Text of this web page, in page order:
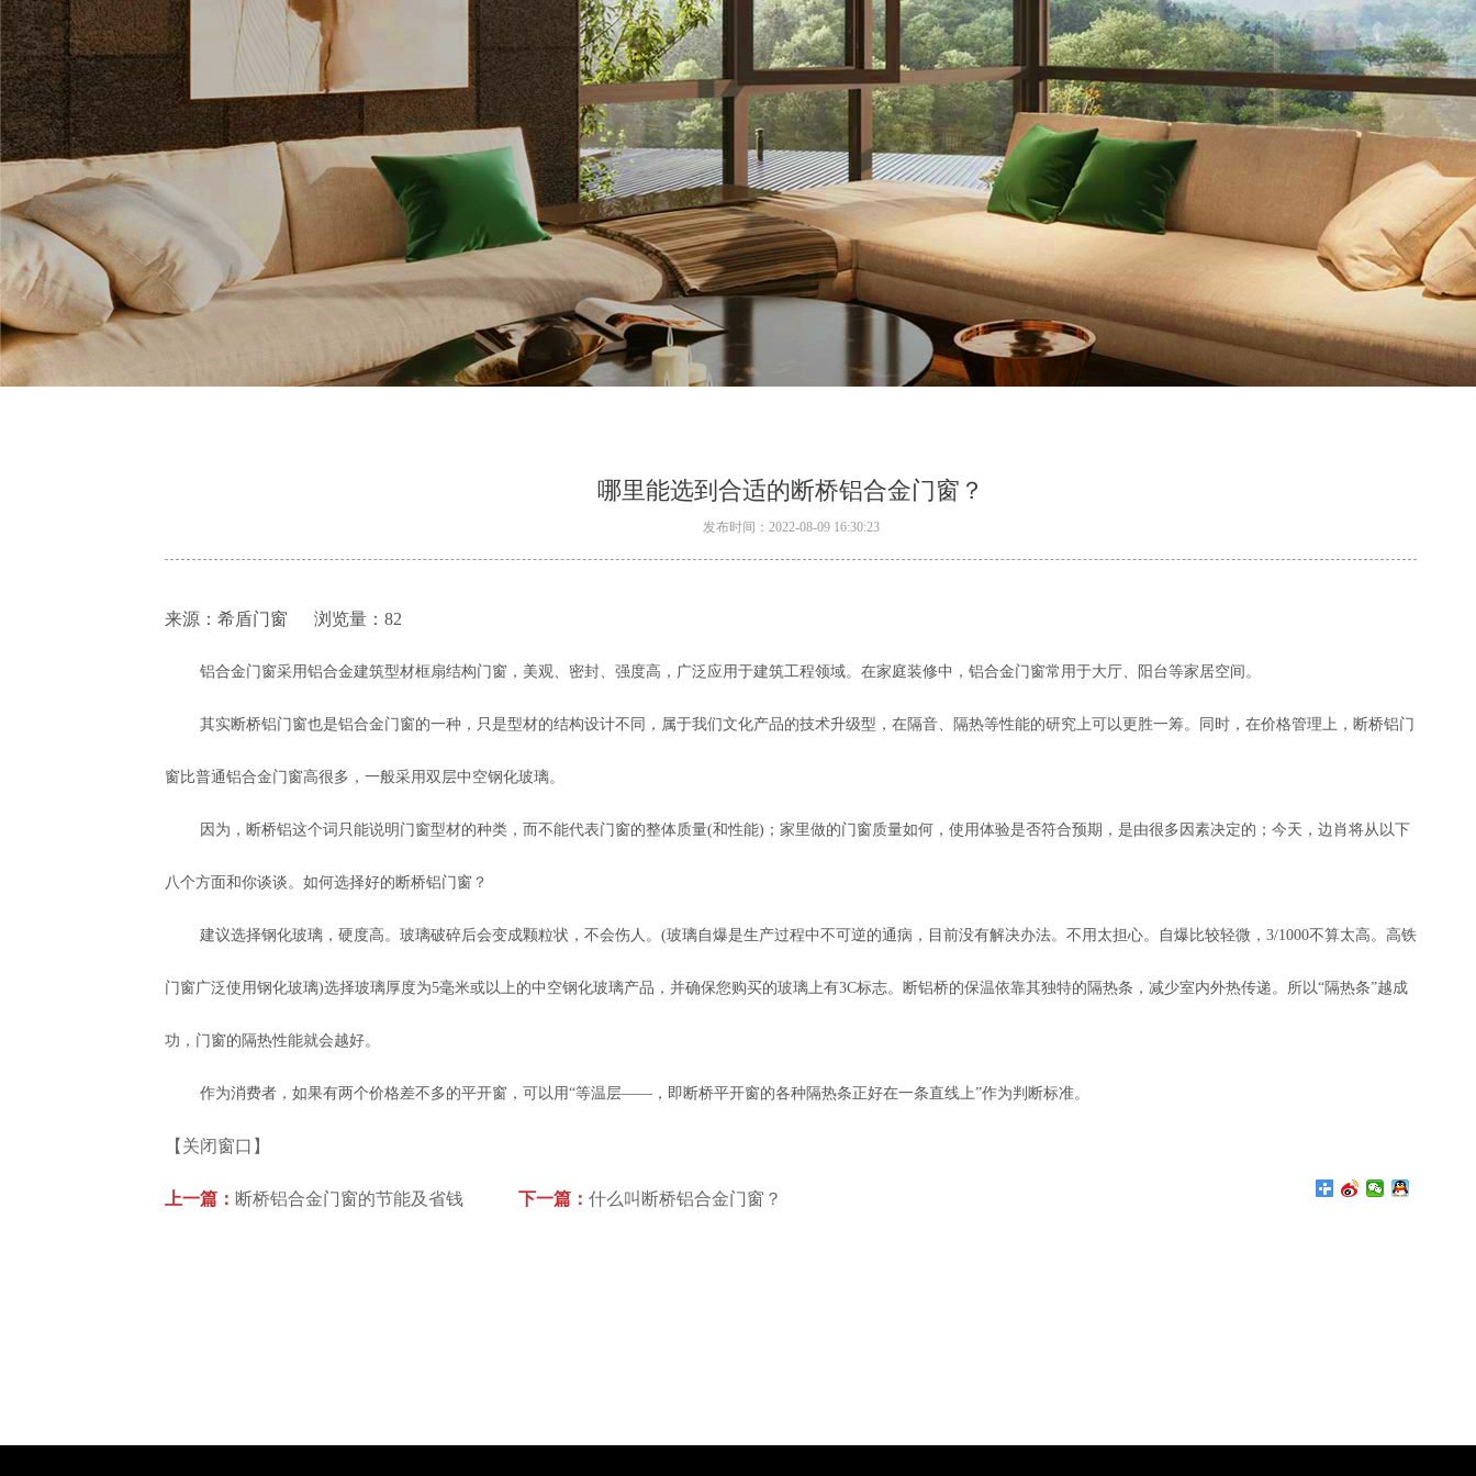
哪里能选到合适的断桥铝合金门窗？
发布时间：2022-08-09 16:30:23
来源：希盾门窗 浏览量： 82
铝合金门窗采用铝合金建筑型材框扇结构门窗，美观、密封、强度高，广泛应用于建筑工程领域。在家庭装修中，铝合金门窗常用于大厅、阳台等家居空间。
其实断桥铝门窗也是铝合金门窗的一种，只是型材的结构设计不同，属于我们文化产品的技术升级型，在隔音、隔热等性能的研究上可以更胜一筹。同时，在价格管理上，断桥铝门
窗比普通铝合金门窗高很多，一般采用双层中空钢化玻璃。
因为，断桥铝这个词只能说明门窗型材的种类，而不能代表门窗的整体质量(和性能)；家里做的门窗质量如何，使用体验是否符合预期，是由很多因素决定的；今天，边肖将从以下
八个方面和你谈谈。如何选择好的断桥铝门窗？
建议选择钢化玻璃，硬度高。玻璃破碎后会变成颗粒状，不会伤人。(玻璃自爆是生产过程中不可逆的通病，目前没有解决办法。不用太担心。自爆比较轻微，3/1000不算太高。高铁
门窗广泛使用钢化玻璃)选择玻璃厚度为5毫米或以上的中空钢化玻璃产品，并确保您购买的玻璃上有3C标志。断铝桥的保温依靠其独特的隔热条，减少室内外热传递。所以“隔热条”越成
功，门窗的隔热性能就会越好。
作为消费者，如果有两个价格差不多的平开窗，可以用“等温层——，即断桥平开窗的各种隔热条正好在一条直线上”作为判断标准。
【关闭窗口】
上一篇： 断桥铝合金门窗的节能及省钱 下一篇： 什么叫断桥铝合金门窗？